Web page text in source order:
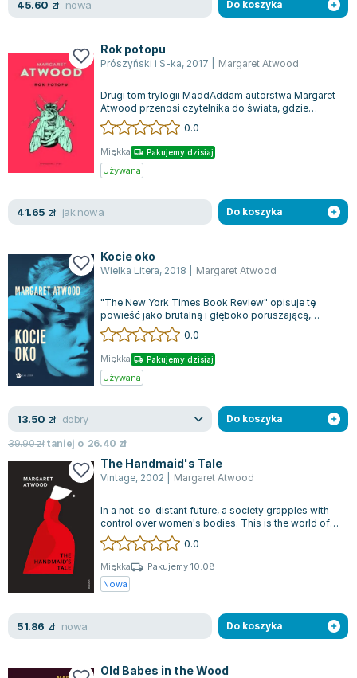
45.60 zł nowa Do koszyka
Rok potopu
Prószyński i S-ka, 2017 Margaret Atwood
Drugi tom trylogii MaddAddam autorstwa Margaret
Atwood przenosi czytelnika do świata, gdzie
społeczne normy i ekologiczna równowag...
0.0
Miękka Pakujemy dzisiaj
Używana
41.65 zł jak nowa Do koszyka
Kocie oko
Wielka Litera, 2018 Margaret Atwood
"The New York Times Book Review" opisuje tę
powieść jako brutalną i głęboko poruszającą,
natomiast "Boston Sunday Globe" uznaje ją...
0.0
Miękka Pakujemy dzisiaj
Używana
13.50 zł dobry
39.90złtaniej o 26.40 zł
Do koszyka
The Handmaid's Tale
Vintage, 2002 Margaret Atwood
In a not-so-distant future, a society grapples with
control over women's bodies. This is the world of
the Republic of Gilead, wher...
0.0
Miękka
Pakujemy 10.08
Nowa
51.86 zł nowa Do koszyka
Old Babes in the Wood